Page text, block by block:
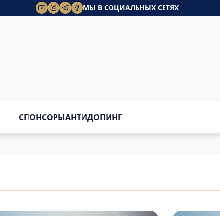
МЫ В СОЦИАЛЬНЫХ СЕТЯХ
СПОНСОРЫАНТИДОПИНГ